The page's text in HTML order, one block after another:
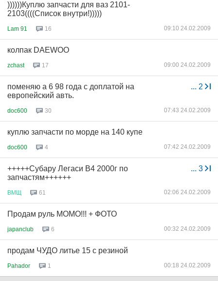
))))))Куплю запчасти для ваз 2101-
2103((((Список внутри!)))))
Lam 91 16 09:10 24.02.2009
колпак DAEWOO
zchast 17 09:00 24.02.2009
... 2
поменяю а 6 98 года с доплатой на
европейский авть.
doc600 30 07:43 24.02.2009
куплю запчасти по морде на 140 купе
doc600 4 07:42 24.02.2009
... 3
+++++Субару Легаси В4 2000г по
запчастям++++++
ВМЩ 61 02:06 24.02.2009
Продам руль МОМО!!! + ФОТО
japanclub 6 00:32 24.02.2009
продам ЧУДО литье 15 с резиной
Pahador 1 00:18 24.02.2009